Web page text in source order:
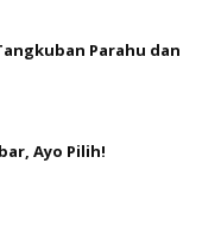
Parahu dan
Ayo Pilih!